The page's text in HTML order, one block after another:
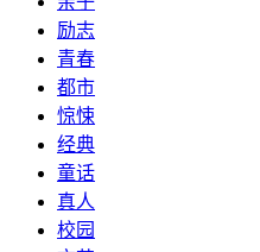
励志
青春
都市
惊悚
经典
童话
真人
校园